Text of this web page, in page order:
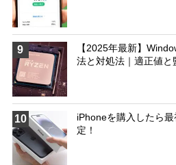
9
【2025年最新】
法と対処法｜適正値と
10
iPhoneを購入したら
定！